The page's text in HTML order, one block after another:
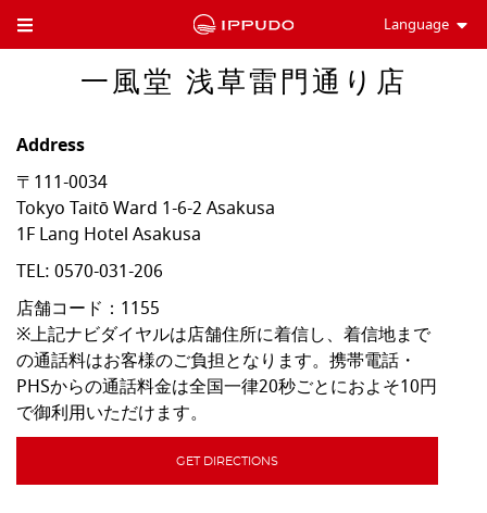
Toggle Header Menu Language
一風堂 浅草雷門通り店
Address
〒111-0034
Tokyo Taitō Ward 1-6-2 Asakusa
1F Lang Hotel Asakusa
TEL: 0570-031-206
店舗コード：1155
※上記ナビダイヤルは店舗住所に着信し、着信地まで
の通話料はお客様のご負担となります。携帯電話・
PHSからの通話料金は全国一律20秒ごとにおよそ10円
で御利用いただけます。
GET DIRECTIONS